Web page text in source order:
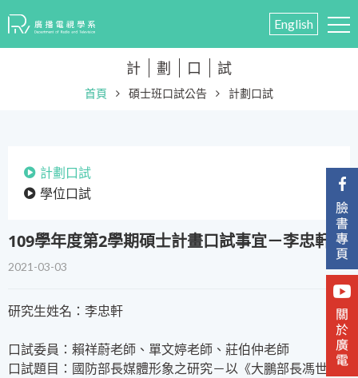
English
計 劃 口 試
首頁 碩士班口試公告 計劃口試
計劃口試
學位口試
​109學年度第2學期碩士計畫口試事宜－李忠軒
2021-03-03
研究生姓名：李忠軒
口試委員：賴祥蔚老師、單文婷老師、莊伯仲老師
口試題目：國防部長媒體形象之研究－以《大鵬部長馮世